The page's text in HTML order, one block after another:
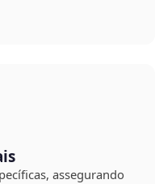
assegurando